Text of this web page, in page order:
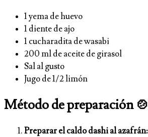
1 yema de huevo
1 diente de ajo
1 cucharadita de wasabi
200 ml de aceite de girasol
Sal al gusto
Jugo de 1/2 limón
Método de preparación 🍲
Preparar el caldo dashi al azafrán: